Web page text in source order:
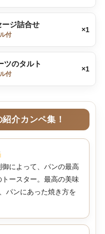
ジ詰合せ
付
×1
ツのタルト
付
×1
介カンペ集！
によって、パンの最高
ースター。最高の美味
パンにあった焼き方を